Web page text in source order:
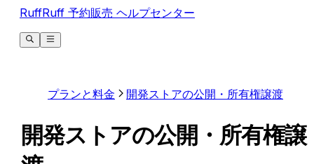
RuffRuff 予約販売 ヘルプセンター
プランと料金 開発ストアの公開・所有権譲渡
開発ストアの公開・所有権譲